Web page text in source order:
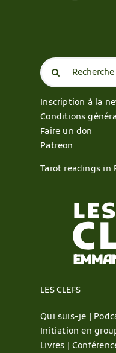
Search
for:
Inscription à la
Conditions
Faire un don
Patreon
Tarot readings in
LES CLEFS
Qui suis-je |
Initiation en
Livres |